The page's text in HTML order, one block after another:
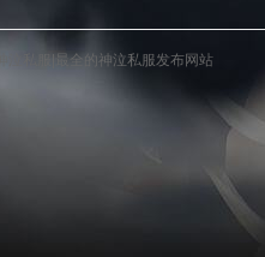
神泣私服|最全的神泣私服发布网站